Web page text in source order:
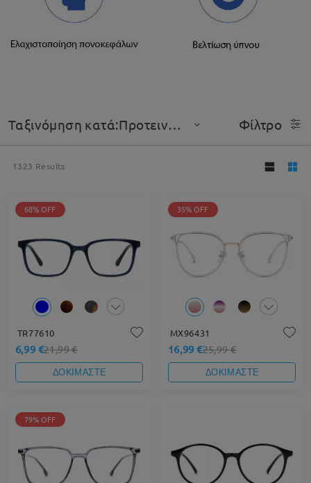
Ταξινόμηση κατά:Προτεινόμενο Φίλτρο
1323 Results
68% OFF
TR77610
6,99 €21,99 €
ΔΟΚΙΜΑΣΤΕ
35% OFF
MX96431
16,99 €25,99 €
ΔΟΚΙΜΑΣΤΕ
79% OFF